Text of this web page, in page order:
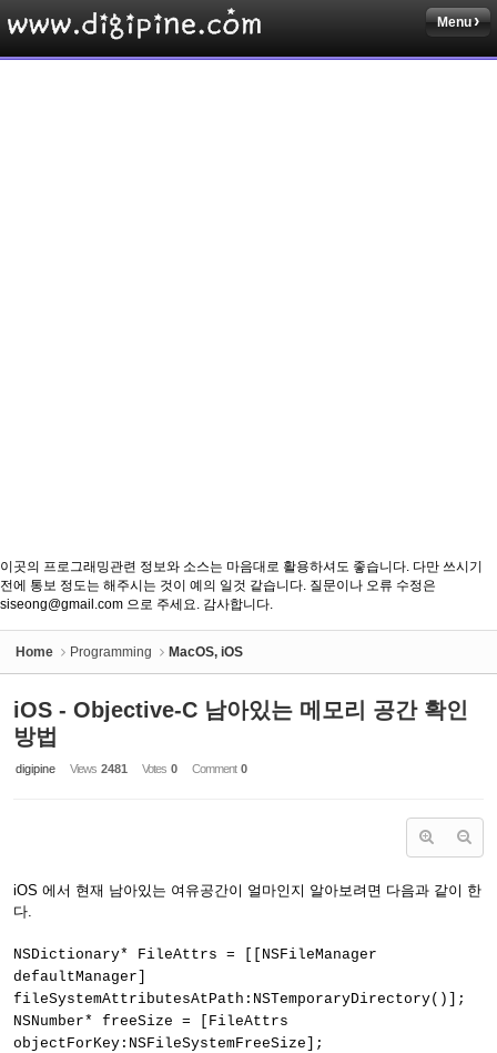
Menu
이곳의 프로그래밍관련 정보와 소스는 마음대로 활용하셔도 좋습니다. 다만 쓰시기
전에 통보 정도는 해주시는 것이 예의 일것 같습니다. 질문이나 오류 수정은
siseong@gmail.com 으로 주세요. 감사합니다.
Home Programming MacOS, iOS
iOS - Objective-C 남아있는 메모리 공간 확인
방법
digipine Views 2481 Votes 0 Comment 0
iOS 에서 현재 남아있는 여유공간이 얼마인지 알아보려면 다음과 같이 한
다.
NSDictionary* FileAttrs = [[NSFileManager
defaultManager]
fileSystemAttributesAtPath:NSTemporaryDirectory()];
NSNumber* freeSize = [FileAttrs
objectForKey:NSFileSystemFreeSize];
Sketchbook5, 스케치북5